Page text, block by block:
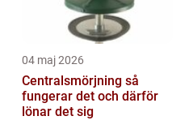
04 maj 2026
Centralsmörjning så
fungerar det och därför
lönar det sig